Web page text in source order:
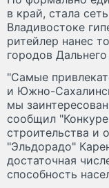
в край, стала
Владивостоке
ритейлер нанес
городов
"Самые
и Южно-
мы
сообщил
строительства и
"Эльдорадо"
достаточная
способность